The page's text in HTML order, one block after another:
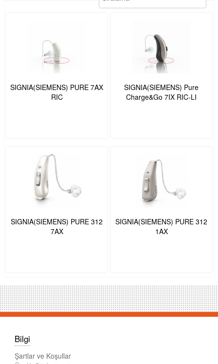
SIGNIA(SIEMENS) PURE 7AX
RIC
SIGNIA(SIEMENS) Pure
Charge&Go 7IX RIC-LI
SIGNIA(SIEMENS) PURE 312
7AX
SIGNIA(SIEMENS) PURE 312
1AX
Bilgi
Şartlar ve Koşullar